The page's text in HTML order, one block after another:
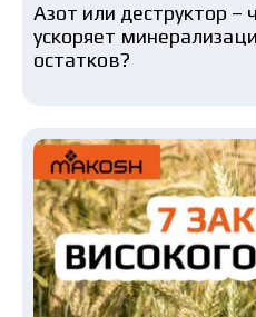
Азот или деструктор –
ускоряет
остатков?